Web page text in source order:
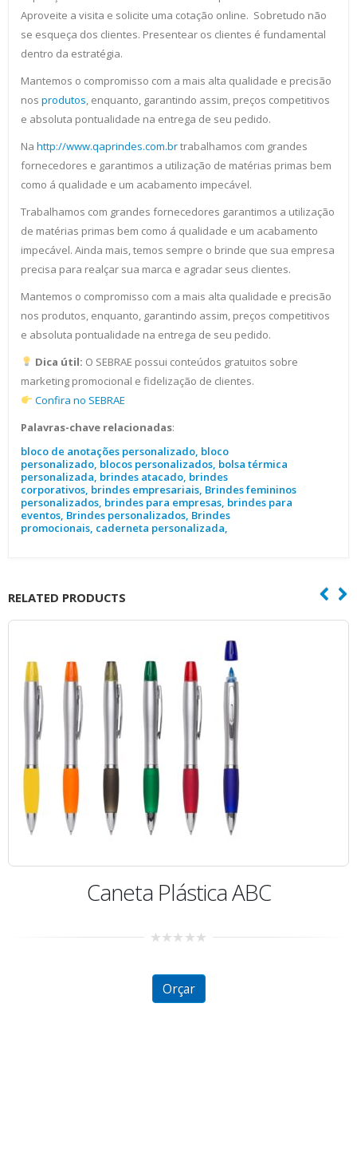
Aproveite a visita e solicite uma cotação online. Sobretudo não
se esqueça dos clientes. Presentear os clientes é fundamental
dentro da estratégia.
Mantemos o compromisso com a mais alta qualidade e precisão
nos produtos , enquanto, garantindo assim, preços competitivos
e absoluta pontualidade na entrega de seu pedido.
Na http://www.qaprindes.com.brtrabalhamos com grandes
fornecedores e garantimos a utilização de matérias primas bem
como á qualidade e um acabamento impecável.
Trabalhamos com grandes fornecedores garantimos a utilização
de matérias primas bem como á qualidade e um acabamento
impecável. Ainda mais, temos sempre o brinde que sua empresa
precisa para realçar sua marca e agradar seus clientes.
Mantemos o compromisso com a mais alta qualidade e precisão
nos produtos, enquanto, garantindo assim, preços competitivos
e absoluta pontualidade na entrega de seu pedido.
Dica útil: O SEBRAE possui conteúdos gratuitos sobre
marketing promocional e fidelização de clientes.
Confira no SEBRAE
Palavras-chave relacionadas:
bloco de anotações personalizado, bloco
personalizado, blocos personalizados, bolsa térmica
personalizada, brindes atacado, brindes
corporativos, brindes empresariais, Brindes femininos
personalizados, brindes para empresas, brindes para
eventos, Brindes personalizados, Brindes
promocionais, caderneta personalizada,
RELATED PRODUCTS
Caneta Plástica ABC
of
Orçar